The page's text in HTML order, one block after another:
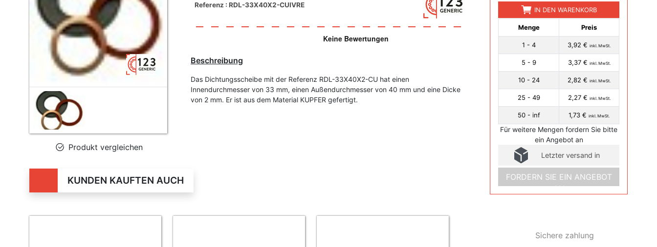
Produkt vergleichen
Referenz : RDL-33X40X2-CUIVRE
Beschreibung
Das Dichtungsscheibe mit der Referenz RDL-33X40X2-CU hat einen
Innendurchmesser von 33 mm, einen Außendurchmesser von 40 mm und eine Dicke
von 2 mm. Er ist aus dem Material KUPFER gefertigt.
IN DEN WARENKORB
Menge Preis
1 - 4 3,92 € inkl. MwSt.
5 - 9 3,37 € inkl. MwSt.
10 - 24 2,82 € inkl. MwSt.
25 - 49 2,27 € inkl. MwSt.
50 - inf 1,73 € inkl. MwSt.
Für weitere Mengen fordern Sie bitte
ein Angebot an
Letzter versand in
FORDERN SIE EIN ANGEBOT
AN
Sichere zahlung
KUNDEN KAUFTEN AUCH